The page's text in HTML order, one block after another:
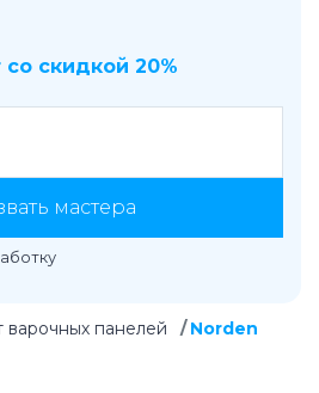
скидкой 20%
мастера
варочных панелей Norden